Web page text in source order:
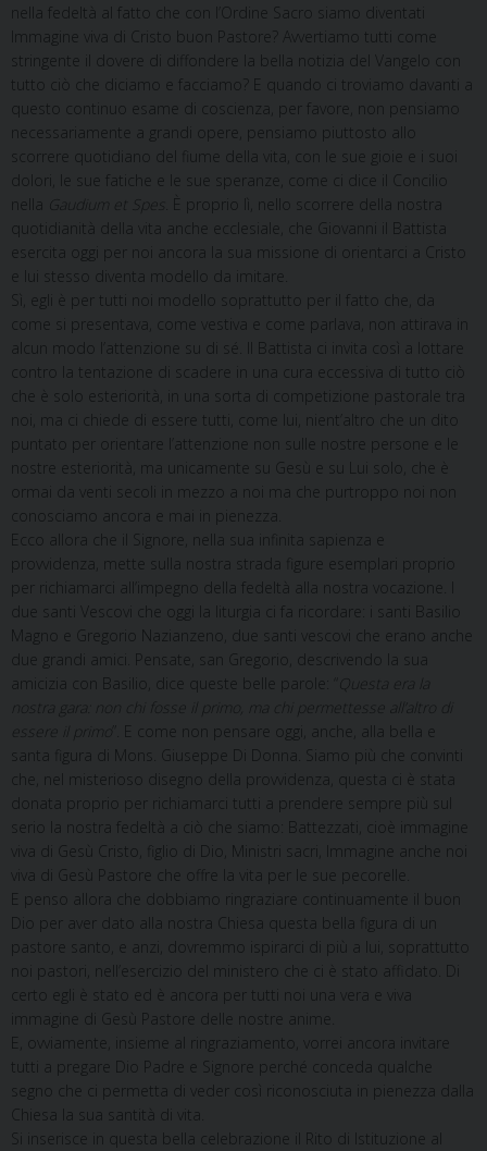
nella fedeltà al fatto che con l’Ordine Sacro siamo diventati
Immagine viva di Cristo buon Pastore? Avvertiamo tutti come
stringente il dovere di diffondere la bella notizia del Vangelo con
tutto ciò che diciamo e facciamo? E quando ci troviamo davanti a
questo continuo esame di coscienza, per favore, non pensiamo
necessariamente a grandi opere, pensiamo piuttosto allo
scorrere quotidiano del fiume della vita, con le sue gioie e i suoi
dolori, le sue fatiche e le sue speranze, come ci dice il Concilio
nella
Gaudium et Spes
. È proprio lì, nello scorrere della nostra
quotidianità della vita anche ecclesiale, che Giovanni il Battista
esercita oggi per noi ancora la sua missione di orientarci a Cristo
e lui stesso diventa modello da imitare.
Sì, egli è per tutti noi modello soprattutto per il fatto che, da
come si presentava, come vestiva e come parlava, non attirava in
alcun modo l’attenzione su di sé. Il Battista ci invita così a lottare
contro la tentazione di scadere in una cura eccessiva di tutto ciò
che è solo esteriorità, in una sorta di competizione pastorale tra
noi, ma ci chiede di essere tutti, come lui, nient’altro che un dito
puntato per orientare l’attenzione non sulle nostre persone e le
nostre esteriorità, ma unicamente su Gesù e su Lui solo, che è
ormai da venti secoli in mezzo a noi ma che purtroppo noi non
conosciamo ancora e mai in pienezza.
Ecco allora che il Signore, nella sua infinita sapienza e
provvidenza, mette sulla nostra strada figure esemplari proprio
per richiamarci all’impegno della fedeltà alla nostra vocazione. I
due santi Vescovi che oggi la liturgia ci fa ricordare: i santi Basilio
Magno e Gregorio Nazianzeno, due santi vescovi che erano anche
due grandi amici. Pensate, san Gregorio, descrivendo la sua
amicizia con Basilio, dice queste belle parole: “
”. E come non pensare oggi, anche, alla bella e
santa figura di Mons. Giuseppe Di Donna. Siamo più che convinti
che, nel misterioso disegno della provvidenza, questa ci è stata
donata proprio per richiamarci tutti a prendere sempre più sul
serio la nostra fedeltà a ciò che siamo: Battezzati, cioè immagine
viva di Gesù Cristo, figlio di Dio, Ministri sacri, Immagine anche noi
viva di Gesù Pastore che offre la vita per le sue pecorelle.
E penso allora che dobbiamo ringraziare continuamente il buon
Dio per aver dato alla nostra Chiesa questa bella figura di un
pastore santo, e anzi, dovremmo ispirarci di più a lui, soprattutto
noi pastori, nell’esercizio del ministero che ci è stato affidato. Di
certo egli è stato ed è ancora per tutti noi una vera e viva
immagine di Gesù Pastore delle nostre anime.
E, ovviamente, insieme al ringraziamento, vorrei ancora invitare
tutti a pregare Dio Padre e Signore perché conceda qualche
segno che ci permetta di veder così riconosciuta in pienezza dalla
Chiesa la sua santità di vita.
Si inserisce in questa bella celebrazione il Rito di Istituzione al